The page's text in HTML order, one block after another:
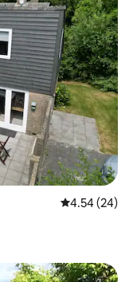
Calificación
4.54 (24)